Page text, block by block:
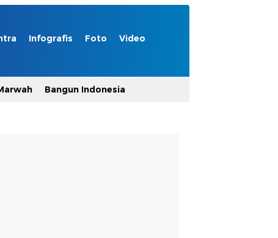
Infografis Foto Video
Bangun Indonesia